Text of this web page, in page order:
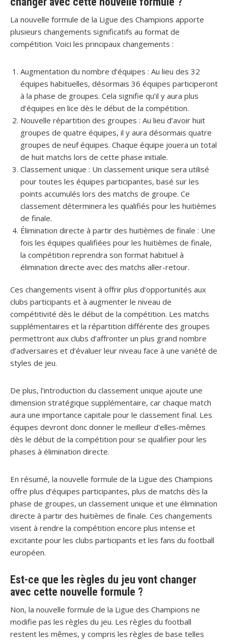
La nouvelle formule de la Ligue des Champions apporte
plusieurs changements significatifs au format de
compétition. Voici les principaux changements :
Augmentation du nombre d’équipes : Au lieu des 32
équipes habituelles, désormais 36 équipes participeront
à la phase de groupes. Cela signifie qu’il y aura plus
d’équipes en lice dès le début de la compétition.
Nouvelle répartition des groupes : Au lieu d’avoir huit
groupes de quatre équipes, il y aura désormais quatre
groupes de neuf équipes. Chaque équipe jouera un total
de huit matchs lors de cette phase initiale.
Classement unique : Un classement unique sera utilisé
pour toutes les équipes participantes, basé sur les
points accumulés lors des matchs de groupe. Ce
classement déterminera les qualifiés pour les huitièmes
de finale.
Élimination directe à partir des huitièmes de finale : Une
fois les équipes qualifiées pour les huitièmes de finale,
la compétition reprendra son format habituel à
élimination directe avec des matchs aller-retour.
Ces changements visent à offrir plus d’opportunités aux
clubs participants et à augmenter le niveau de
compétitivité dès le début de la compétition. Les matchs
supplémentaires et la répartition différente des groupes
permettront aux clubs d’affronter un plus grand nombre
d’adversaires et d’évaluer leur niveau face à une variété de
styles de jeu.
De plus, l’introduction du classement unique ajoute une
dimension stratégique supplémentaire, car chaque match
aura une importance capitale pour le classement final. Les
équipes devront donc donner le meilleur d’elles-mêmes
dès le début de la compétition pour se qualifier pour les
phases à élimination directe.
En résumé, la nouvelle formule de la Ligue des Champions
offre plus d’équipes participantes, plus de matchs dès la
phase de groupes, un classement unique et une élimination
directe à partir des huitièmes de finale. Ces changements
visent à rendre la compétition encore plus intense et
excitante pour les clubs participants et les fans du football
européen.
Est-ce que les règles du jeu vont changer
avec cette nouvelle formule ?
Non, la nouvelle formule de la Ligue des Champions ne
modifie pas les règles du jeu. Les règles du football
restent les mêmes, y compris les règles de base telles